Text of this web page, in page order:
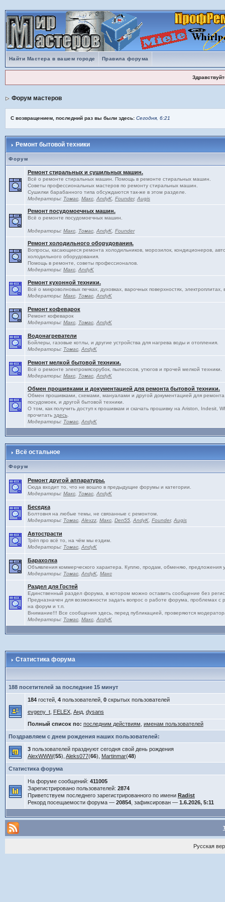
Найти Мастера в вашем городе Правила форума
Форум мастеров
С возвращением, последний раз вы были здесь: Сегодня, 6:21
Ремонт бытовой техники
Форум
Ремонт стиральных и сушильных машин.
Всё о ремонте стиральных машин. Помощь в ремонте стиральных машин.
Советы профессиональных мастеров по ремонту стиральных машин.
Сушилки барабанного типа обсуждаются так-же в этом разделе.
Модераторы: Томас, Макс, AndyK, Founder, Augis
Ремонт посудомоечных машин.
Всё о ремонте посудомоечных машин.
Модераторы: Макс, Томас, AndyK, Founder
Ремонт холодильного оборудования.
Вопросы, касающиеся ремонта холодильников, морозилок, кондиционеров,
холодильного оборудования.
Помощь в ремонте, советы профессионалов.
Модераторы: Макс, AndyK
Ремонт кухонной техники.
Всё о микроволновых печках, духовках, варочных поверхностях, электроплитах,
Модераторы: Макс, Томас, AndyK
Ремонт кофеварок
Ремонт кофеварок
Модераторы: Макс, Томас, AndyK
Водонагреватели
Бойлеры, газовые котлы, и другие устройства для нагрева воды и отопления.
Модераторы: Томас, AndyK
Ремонт мелкой бытовой техники.
Всё о ремонте электромясорубок, пылесосов, утюгов и прочей мелкой техники.
Модераторы: Макс, Томас, AndyK
Обмен прошивками и документацией для ремонта бытовой техники.
Обмен прошивками, схемами, мануалами и другой документацией для
посудомоек, и другой бытовой техники.
О том, как получить доступ к прошивкам и скачать прошивку на Ariston, Indesit,
прочитать здесь.
Модераторы: Томас, AndyK
Всё остальное
Форум
Ремонт другой аппаратуры.
Сюда входит то, что не вошло в предыдущие форумы и категории.
Модераторы: Макс, Томас, AndyK
Беседка
Болтовня на любые темы, не связанные с ремонтом.
Модераторы: Томас, Alexzz, Макс, Den55, AndyK, Founder, Augis
Автострасти
Трёп про всё то, на чём мы ездим.
Модераторы: Томас, AndyK
Барахолка
Объявления коммерческого характера. Куплю, продам, обменяю, предложения
Модераторы: Томас, AndyK, Макс
Раздел для Гостей
Единственный раздел форума, в котором можно оставить сообщение без
Предназначен для возможности задать вопрос о работе форума, проблемах с
на форум и т.п.
Внимание!!! Все сообщения здесь, перед публикацией, проверяются
Модераторы: Томас, Макс, AndyK
Статистика форума
188 посетителей за последние 15 минут
184гостей, 4пользователей, 0скрытых пользователей
evgeny_t, FELEX, Анд, dysans
Полный список по: последним действиям именам пользователей
Поздравляем с днем рождения наших пользователей:
3пользователей празднуют сегодня свой день рождения
AlexWWW(55), Aleks077(66), Martinmar(48)
Статистика форума
На форуме сообщений: 411005
Зарегистрировано пользователей: 2874
Приветствуем последнего зарегистрированного по имени Radist
Рекорд посещаемости форума — 20854, зафиксирован — 1.6.2026, 5:11
Русская